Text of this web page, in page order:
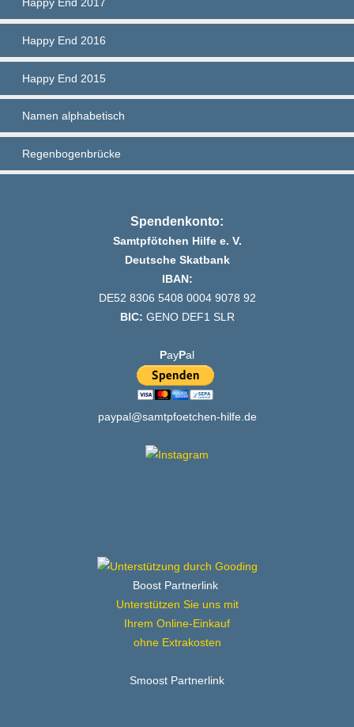
Happy End 2017
Happy End 2016
Happy End 2015
Namen alphabetisch
Regenbogenbrücke
Spendenkonto:
Samtpfötchen Hilfe e. V.
Deutsche Skatbank
IBAN:
DE52 8306 5408 0004 9078 92
BIC: GENO DEF1 SLR
PayPal
paypal@samtpfoetchen-hilfe.de
Boost Partnerlink
Unterstützen Sie uns mit
Ihrem Online-Einkauf
ohne Extrakosten
Smoost Partnerlink